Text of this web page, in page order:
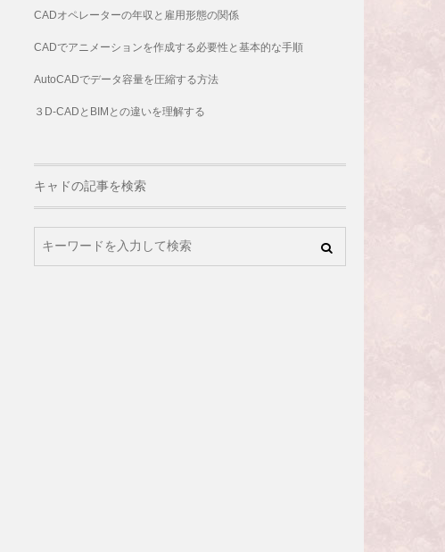
CADオペレーターの年収と雇用形態の関係
CADでアニメーションを作成する必要性と基本的な手順
AutoCADでデータ容量を圧縮する方法
３D-CADとBIMとの違いを理解する
キャドの記事を検索